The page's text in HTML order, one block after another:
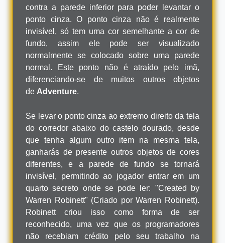
contra a parede inferior para poder levantar o
ponto cinza. O ponto cinza não é realmente
invisível, só tem uma cor semelhante a cor de
fundo, assim ele pode ser visualizado
normalmente se colocado sobre uma parede
normal. Este ponto não é atraído pelo imã,
diferenciando-se de muitos outros objetos
de Adventure.
Se levar o ponto cinza ao extremo direito da tela
do corredor abaixo do castelo dourado, desde
que tenha algum outro item na mesma tela,
ganharás de presente outros objetos de cores
diferentes, e a parede de fundo se tornará
invisível, permitindo ao jogador entrar em um
quarto secreto onde se pode ler: "Created by
Warren Robinett" (Criado por Warren Robinett).
Robinett criou isso como forma de ser
reconhecido, uma vez que os programadores
não recebiam crédito pelo seu trabalho na